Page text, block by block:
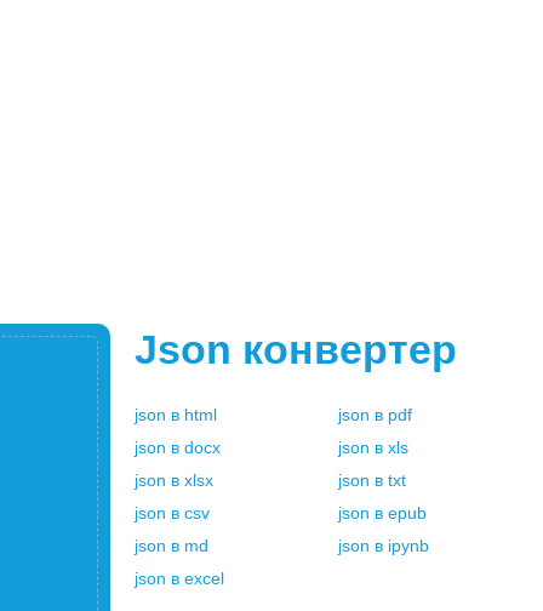
Json конвертер
json в html json в pdf
json в docx json в xls
json в xlsx json в txt
json в csv json в epub
json в md json в ipynb
json в excel